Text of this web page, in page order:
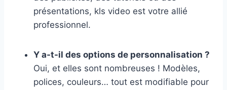
présentations, kls video est votre allié
professionnel.
Y a-t-il des options de personnalisation ?
Oui, et elles sont nombreuses ! Modèles,
polices, couleurs… tout est modifiable pour